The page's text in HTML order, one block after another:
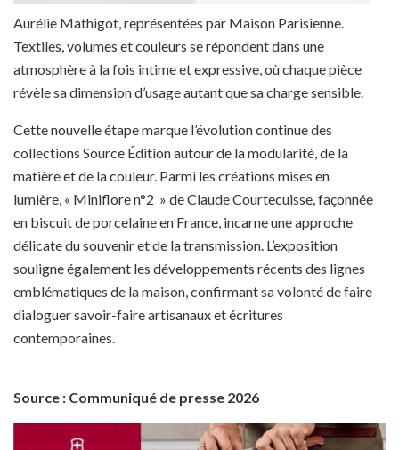
Aurélie Mathigot, représentées par Maison Parisienne.
Textiles, volumes et couleurs se répondent dans une
atmosphère à la fois intime et expressive, où chaque pièce
révèle sa dimension d’usage autant que sa charge sensible.
Cette nouvelle étape marque l’évolution continue des
collections Source Édition autour de la modularité, de la
matière et de la couleur. Parmi les créations mises en
lumière, « Miniflore n°2 » de Claude Courtecuisse, façonnée
en biscuit de porcelaine en France, incarne une approche
délicate du souvenir et de la transmission. L’exposition
souligne également les développements récents des lignes
emblématiques de la maison, confirmant sa volonté de faire
dialoguer savoir-faire artisanaux et écritures
contemporaines.
Source : Communiqué de presse 2026